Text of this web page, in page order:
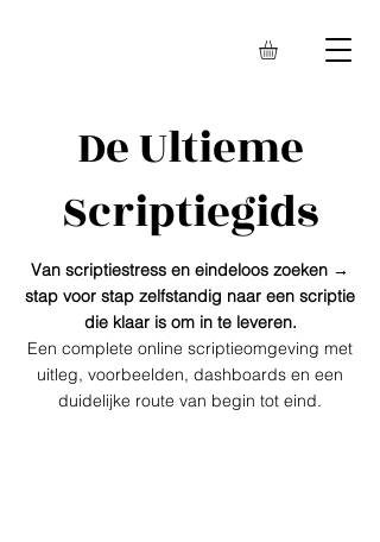
De Ultieme
Scriptiegids
Van scriptiestress en eindeloos zoeken →
stap voor stap zelfstandig naar een scriptie
die klaar is om in te leveren.
Een complete online scriptieomgeving met
uitleg, voorbeelden, dashboards en een
duidelijke route van begin tot eind.